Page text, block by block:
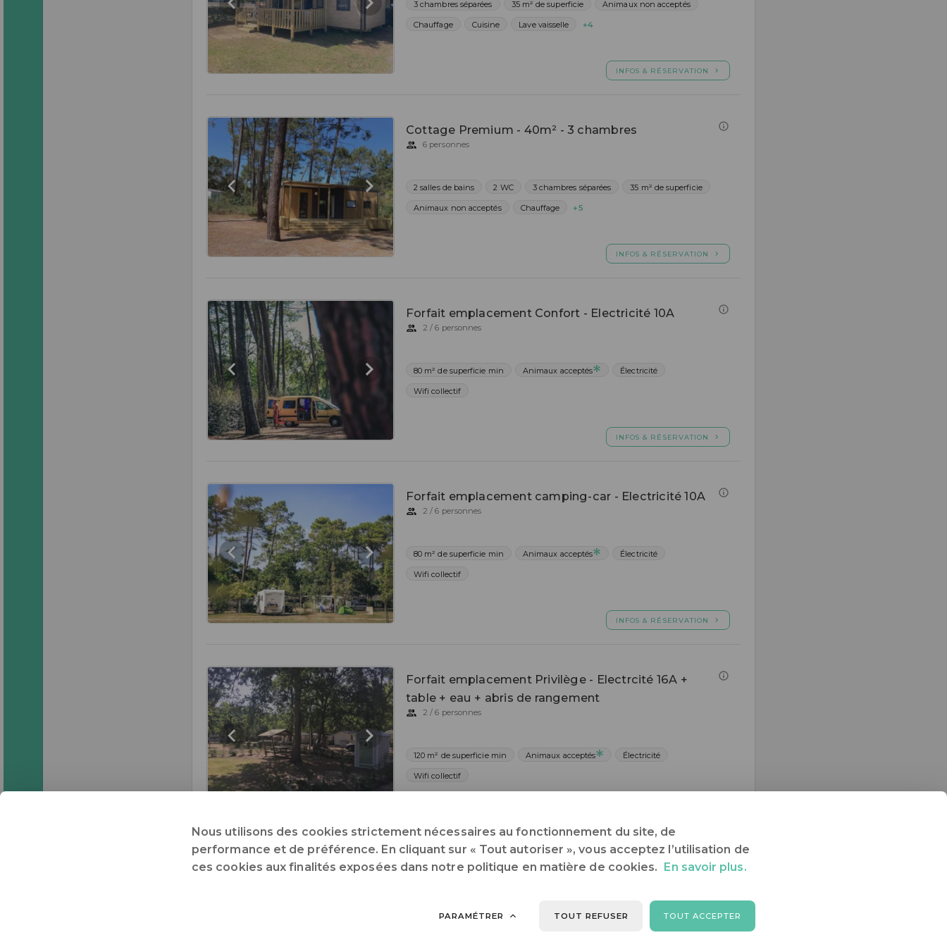
3 chambres séparées 35 m² de superficie Animaux non acceptés
Chauffage Cuisine Lave vaisselle +4
INFOS & RÉSERVATION
Cottage Premium - 40m² - 3 chambres
6 personnes
2 salles de bains 2 WC 3 chambres séparées 35 m² de superficie
Animaux non acceptés Chauffage +5
INFOS & RÉSERVATION
Forfait emplacement Confort - Electricité 10A
2 / 6 personnes
80 m² de superficie min Animaux acceptés Électricité
Wifi collectif
INFOS & RÉSERVATION
Forfait emplacement camping-car - Electricité 10A
2 / 6 personnes
80 m² de superficie min Animaux acceptés Électricité
Wifi collectif
INFOS & RÉSERVATION
Forfait emplacement Privilège - Electrcité 16A +
table + eau + abris de rangement
2 / 6 personnes
120 m² de superficie min Animaux acceptés Électricité
Wifi collectif
Nous utilisons des cookies strictement nécessaires au fonctionnement du site, de
performance et de préférence. En cliquant sur « Tout autoriser », vous acceptez l’utilisation de
ces cookies aux finalités exposées dans notre politique en matière de cookies. En savoir plus.
PARAMÉTRER TOUT REFUSER TOUT ACCEPTER